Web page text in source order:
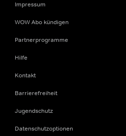
Impressum
WOW Abo kündigen
Partnerprogramme
Hilfe
Kontakt
Barrierefreiheit
Jugendschutz
Datenschutzoptionen